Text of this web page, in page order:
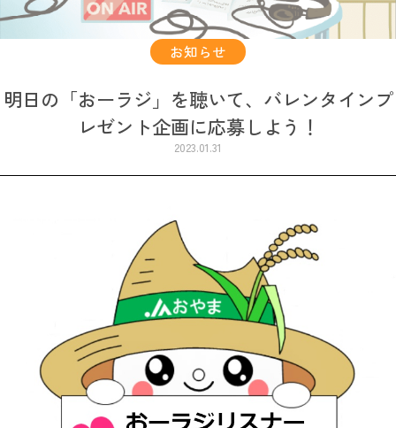
お知らせ
明日の「おーラジ」を聴いて、バレンタインプ
レゼント企画に応募しよう！
2023.01.31